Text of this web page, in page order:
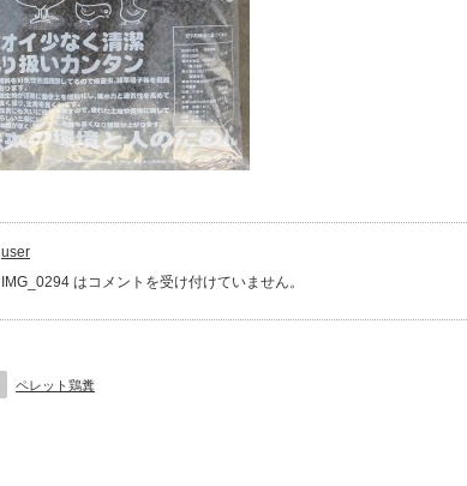
user
IMG_0294 はコメントを受け付けていません。
ペレット鶏糞